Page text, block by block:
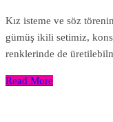
Kız isteme ve söz
gümüş ikili setimiz,
renklerinde de
Read More